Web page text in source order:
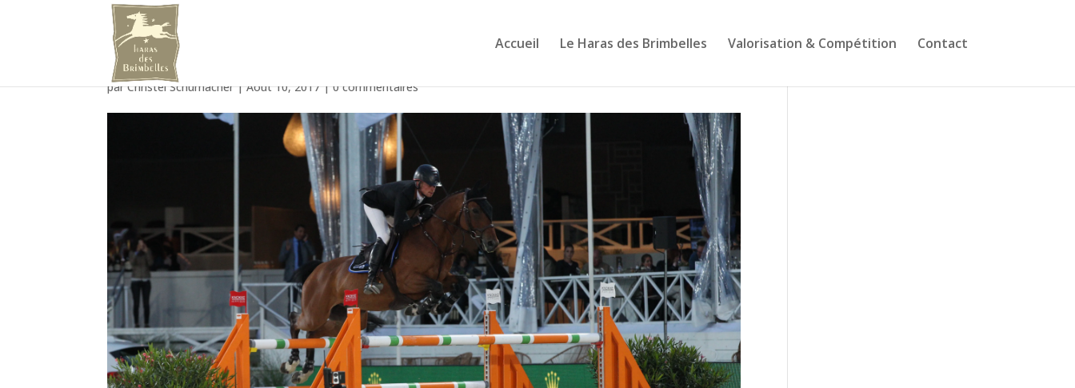
Accueil Le Haras des Brimbelles Valorisation & Compétition Contact
1D4_4722
parChristel Schumacher|Août 10, 2017|0 commentaires
Suivez-nous sur